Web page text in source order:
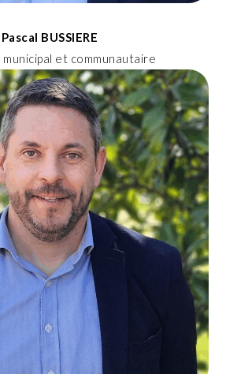
Pascal BUSSIERE
et communautaire